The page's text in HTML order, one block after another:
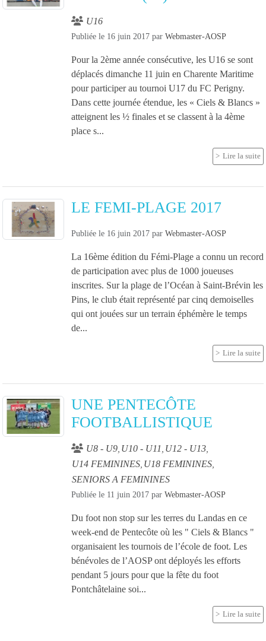
U16
Publiée le 16 juin 2017 par Webmaster-AOSP
Pour la 2ème année consécutive, les U16 se sont
déplacés dimanche 11 juin en Charente Maritime
pour participer au tournoi U17 du FC Perigny.
Dans cette journée étendue, les « Ciels & Blancs »
atteignent les ½ finales et se classent à la 4ème
place s...
Lire la suite
LE FEMI-PLAGE 2017
Publiée le 16 juin 2017 par Webmaster-AOSP
La 16ème édition du Fémi-Plage a connu un record
de participation avec plus de 1000 joueuses
inscrites. Sur la plage de l’Océan à Saint-Brévin les
Pins, le club était représenté par cinq demoiselles
qui ont jouées sur un terrain éphémère le temps
de...
Lire la suite
UNE PENTECÔTE
FOOTBALLISTIQUE
U8 - U9 U10 - U11 U12 - U13
U14 FEMININES U18 FEMININES
SENIORS A FEMININES
Publiée le 11 juin 2017 par Webmaster-AOSP
Du foot non stop sur les terres du Landas en ce
week-end de Pentecôte où les " Ciels & Blancs "
organisaient les tournois de l’école de foot. Les
bénévoles de l’AOSP ont déployés les efforts
pendant 5 jours pour que la fête du foot
Pontchâtelaine soi...
Lire la suite